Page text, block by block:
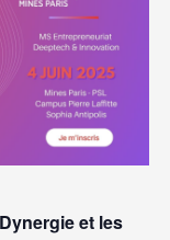
et les